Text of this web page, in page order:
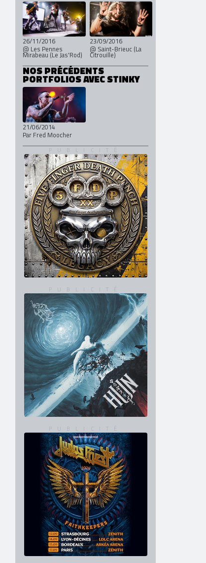
26/11/2016
@ Les Pennes
Mirabeau (Le Jas'Rod)
23/09/2016
@ Saint-Brieuc (La
Citrouille)
NOS PRÉCÉDENTS
PORTFOLIOS AVEC STINKY
21/06/2014
Par Fred Moocher